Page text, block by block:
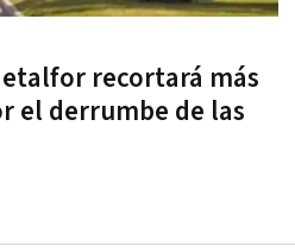
recortará más
el derrumbe de las